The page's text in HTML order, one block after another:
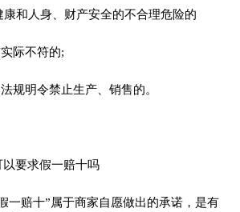
康和人身、财产安全的不合理危险的
际不符的;
规明令禁止生产、销售的。
要求假一赔十吗
一赔十”属于商家自愿做出的承诺，是有